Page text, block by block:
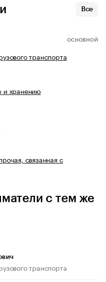
Все
ОСНОВНОЙ
транспорта
и хранению
связанная с
с тем же
транспорта